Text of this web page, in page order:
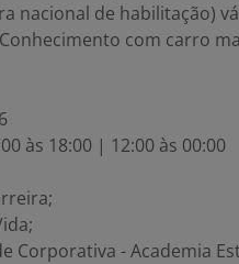
nacional de habilitação)
com carro
às 18:00 | 12:00 às 00:00
Corporativa - Academia